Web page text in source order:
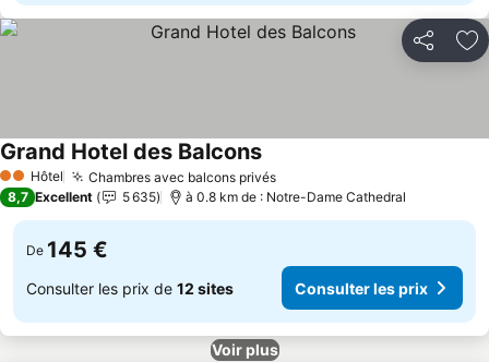
Partager
2 Étoiles
Hôtel Chambres avec balcons privés
Grand Hotel des Balcons
8,7 Excellent 5 635 à 0.8 km de : Notre-Dame Cathedral
De 145 €
Consulter les prix de 12 sites Consulter les prix
Voir plus